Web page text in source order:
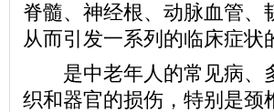
脊髓、神经根、动脉血管
从而引发一系列的临床症状
是中老年人的常见病、
织和器官的损伤，特别是颈